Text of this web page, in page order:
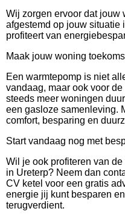
Wij zorgen ervoor dat jouw
afgestemd op jouw situatie
profiteert van
Maak jouw woning
Een warmtepomp is niet
vandaag, maar ook voor
steeds meer woningen
een gasloze samenleving.
comfort, besparing en
Start vandaag nog met
Wil je ook profiteren van
in Ureterp? Neem dan
CV ketel voor een gratis
energie jij kunt besparen
terugverdient.